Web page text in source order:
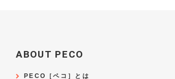
ABOUT PECO
PECO［ペコ］とは